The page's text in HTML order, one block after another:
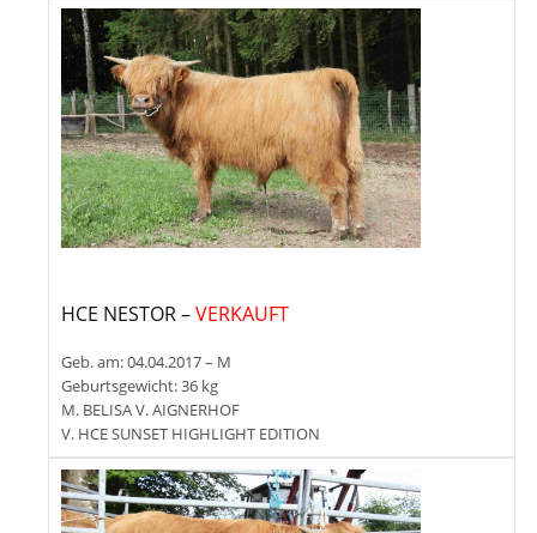
HCE NESTOR –VERKAUFT
Geb. am: 04.04.2017 – M
Geburtsgewicht: 36 kg
M. BELISA V. AIGNERHOF
V. HCE SUNSET HIGHLIGHT EDITION